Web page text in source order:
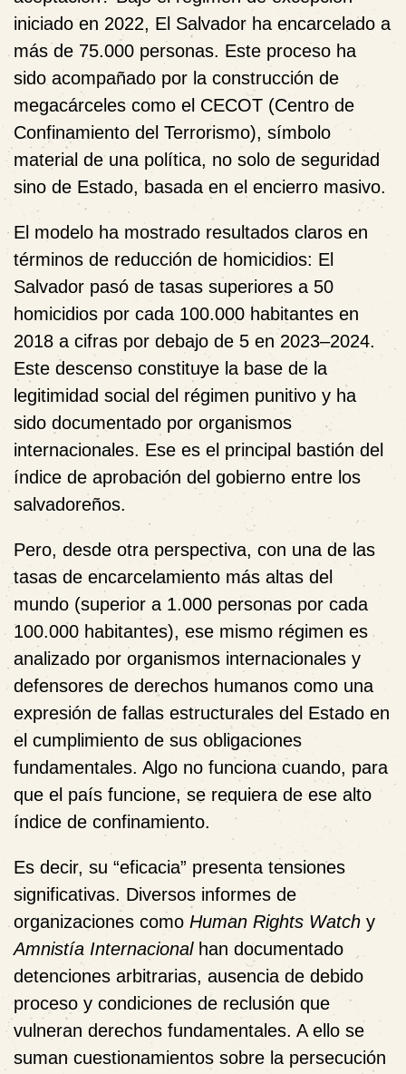
iniciado en 2022, El Salvador ha encarcelado a
más de 75.000 personas. Este proceso ha
sido acompañado por la construcción de
megacárceles como el CECOT (Centro de
Confinamiento del Terrorismo), símbolo
material de una política, no solo de seguridad
sino de Estado, basada en el encierro masivo.
El modelo ha mostrado resultados claros en
términos de reducción de homicidios: El
Salvador pasó de tasas superiores a 50
homicidios por cada 100.000 habitantes en
2018 a cifras por debajo de 5 en 2023–2024.
Este descenso constituye la base de la
legitimidad social del régimen punitivo y ha
sido documentado por organismos
internacionales. Ese es el principal bastión del
índice de aprobación del gobierno entre los
salvadoreños.
Pero, desde otra perspectiva, con una de las
tasas de encarcelamiento más altas del
mundo (superior a 1.000 personas por cada
100.000 habitantes), ese mismo régimen es
analizado por organismos internacionales y
defensores de derechos humanos como una
expresión de fallas estructurales del Estado en
el cumplimiento de sus obligaciones
fundamentales. Algo no funciona cuando, para
que el país funcione, se requiera de ese alto
índice de confinamiento.
Es decir, su “eficacia” presenta tensiones
significativas. Diversos informes de
organizaciones como Human Rights Watch y
Amnistía Internacionalhan documentado
detenciones arbitrarias, ausencia de debido
proceso y condiciones de reclusión que
vulneran derechos fundamentales. A ello se
suman cuestionamientos sobre la persecución